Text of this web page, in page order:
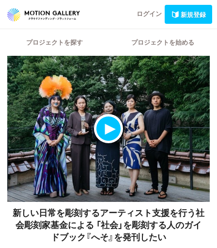
ログイン 新規登録
プロジェクトを探す プロジェクトを始める
新しい日常を彫刻するアーティスト支援を行う社
会彫刻家基金による 「社会」を彫刻する人のガイ
ドブック『へそ』を発刊したい